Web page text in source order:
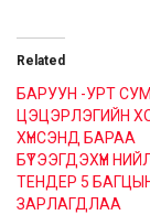
Related
БАРУУН -УРТ
ЦЭЦЭРЛЭГИЙН
ХҮНСЭНД БАРАА
БҮТЭЭГДЭХҮҮН
ТЕНДЕР 5
ЗАРЛАГДЛАА